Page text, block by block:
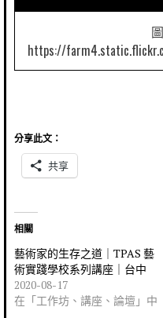
https://
分享此文：
共享
相關
藝術家的生存之道｜TPAS 藝
術實踐學校系列講座｜台中
2020-08-17
在「工作坊、講座、論壇」中